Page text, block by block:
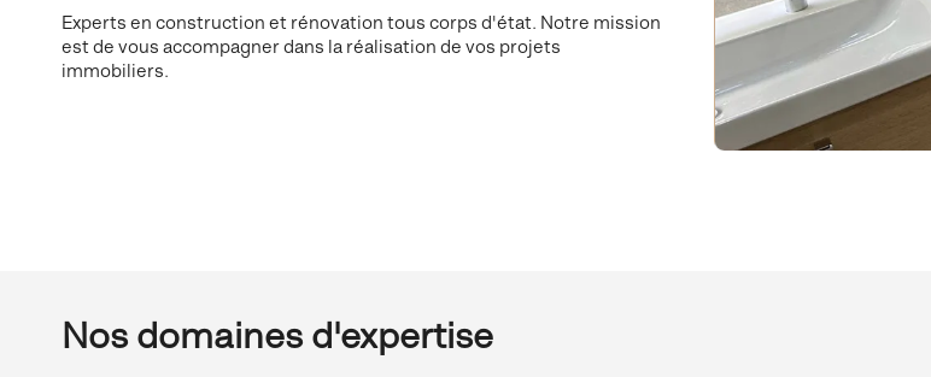
Experts en construction et rénovation tous corps d'état. Notre mission
est de vous accompagner dans la réalisation de vos projets
immobiliers.
Nos domaines d'expertise